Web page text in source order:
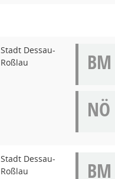
Stadt Dessau-
Roßlau
BM
NÖ
Stadt Dessau-
Roßlau
BM